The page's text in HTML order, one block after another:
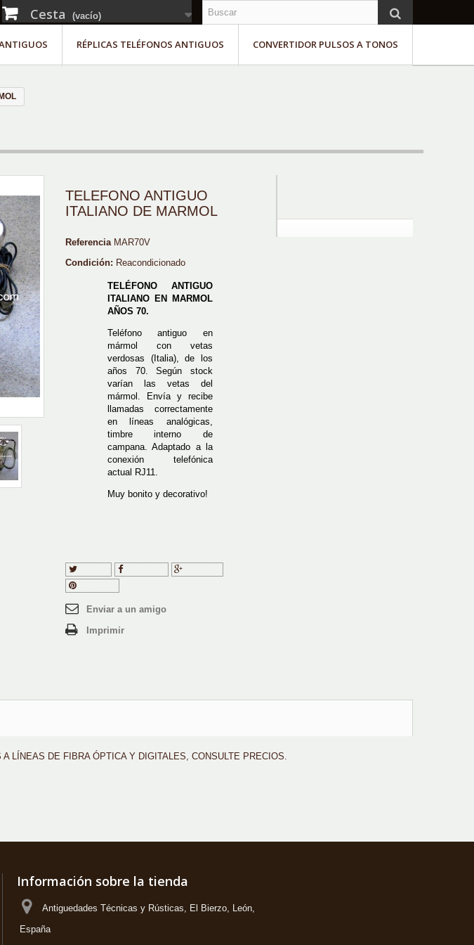
Cesta (vacío)
CONVERTIDOR PULSOS A TONOS
RÉPLICAS TELÉFONOS ANTIGUOS
TELEFONO ANTIGUO
ITALIANO DE MARMOL
Referencia MAR70V
Condición: Reacondicionado
TELÉFONO ANTIGUO
ITALIANO EN MARMOL
AÑOS 70.
Teléfono antiguo en
mármol con vetas
verdosas (Italia), de los
años 70. Según stock
varían las vetas del
mármol. Envía y recibe
llamadas correctamente
en líneas analógicas,
timbre interno de
campana. Adaptado a la
conexión telefónica
actual RJ11.
Muy bonito y decorativo!
Tuitear Compartir
Pinterest
Enviar a un amigo
Imprimir
LÍNEAS DE FIBRA ÓPTICA Y DIGITALES, CONSULTE PRECIOS.
Información sobre la tienda
Antiguedades Técnicas y Rústicas, El Bierzo, León,
España